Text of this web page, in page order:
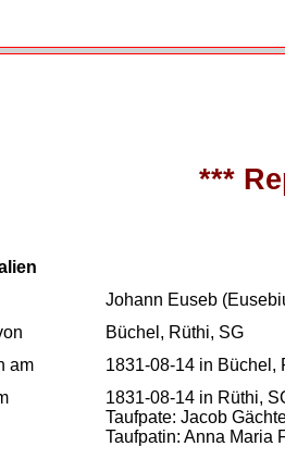
***
Johann Euseb
Büchel, Rüthi, SG
am
1831-08-14 in Büchel,
1831-08-14 in Rüthi,
Taufpate: Jacob
Taufpatin: Anna Maria